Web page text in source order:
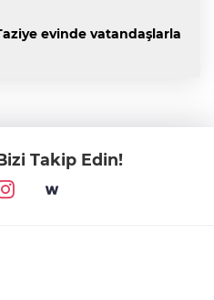
evinde vatandaşlarla
Takip Edin!